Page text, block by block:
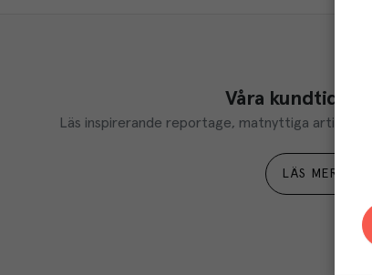
Våra
Läs inspirerande reportage, matnyttiga artiklar
LÄS MER